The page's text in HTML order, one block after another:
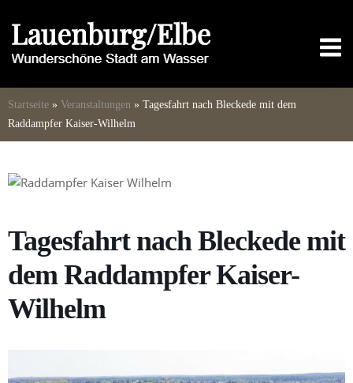
content
Startseite » Veranstaltungen » Tagesfahrt nach Bleckede mit dem
Raddampfer Kaiser-Wilhelm
Tagesfahrt nach Bleckede mit
dem Raddampfer Kaiser-
Wilhelm